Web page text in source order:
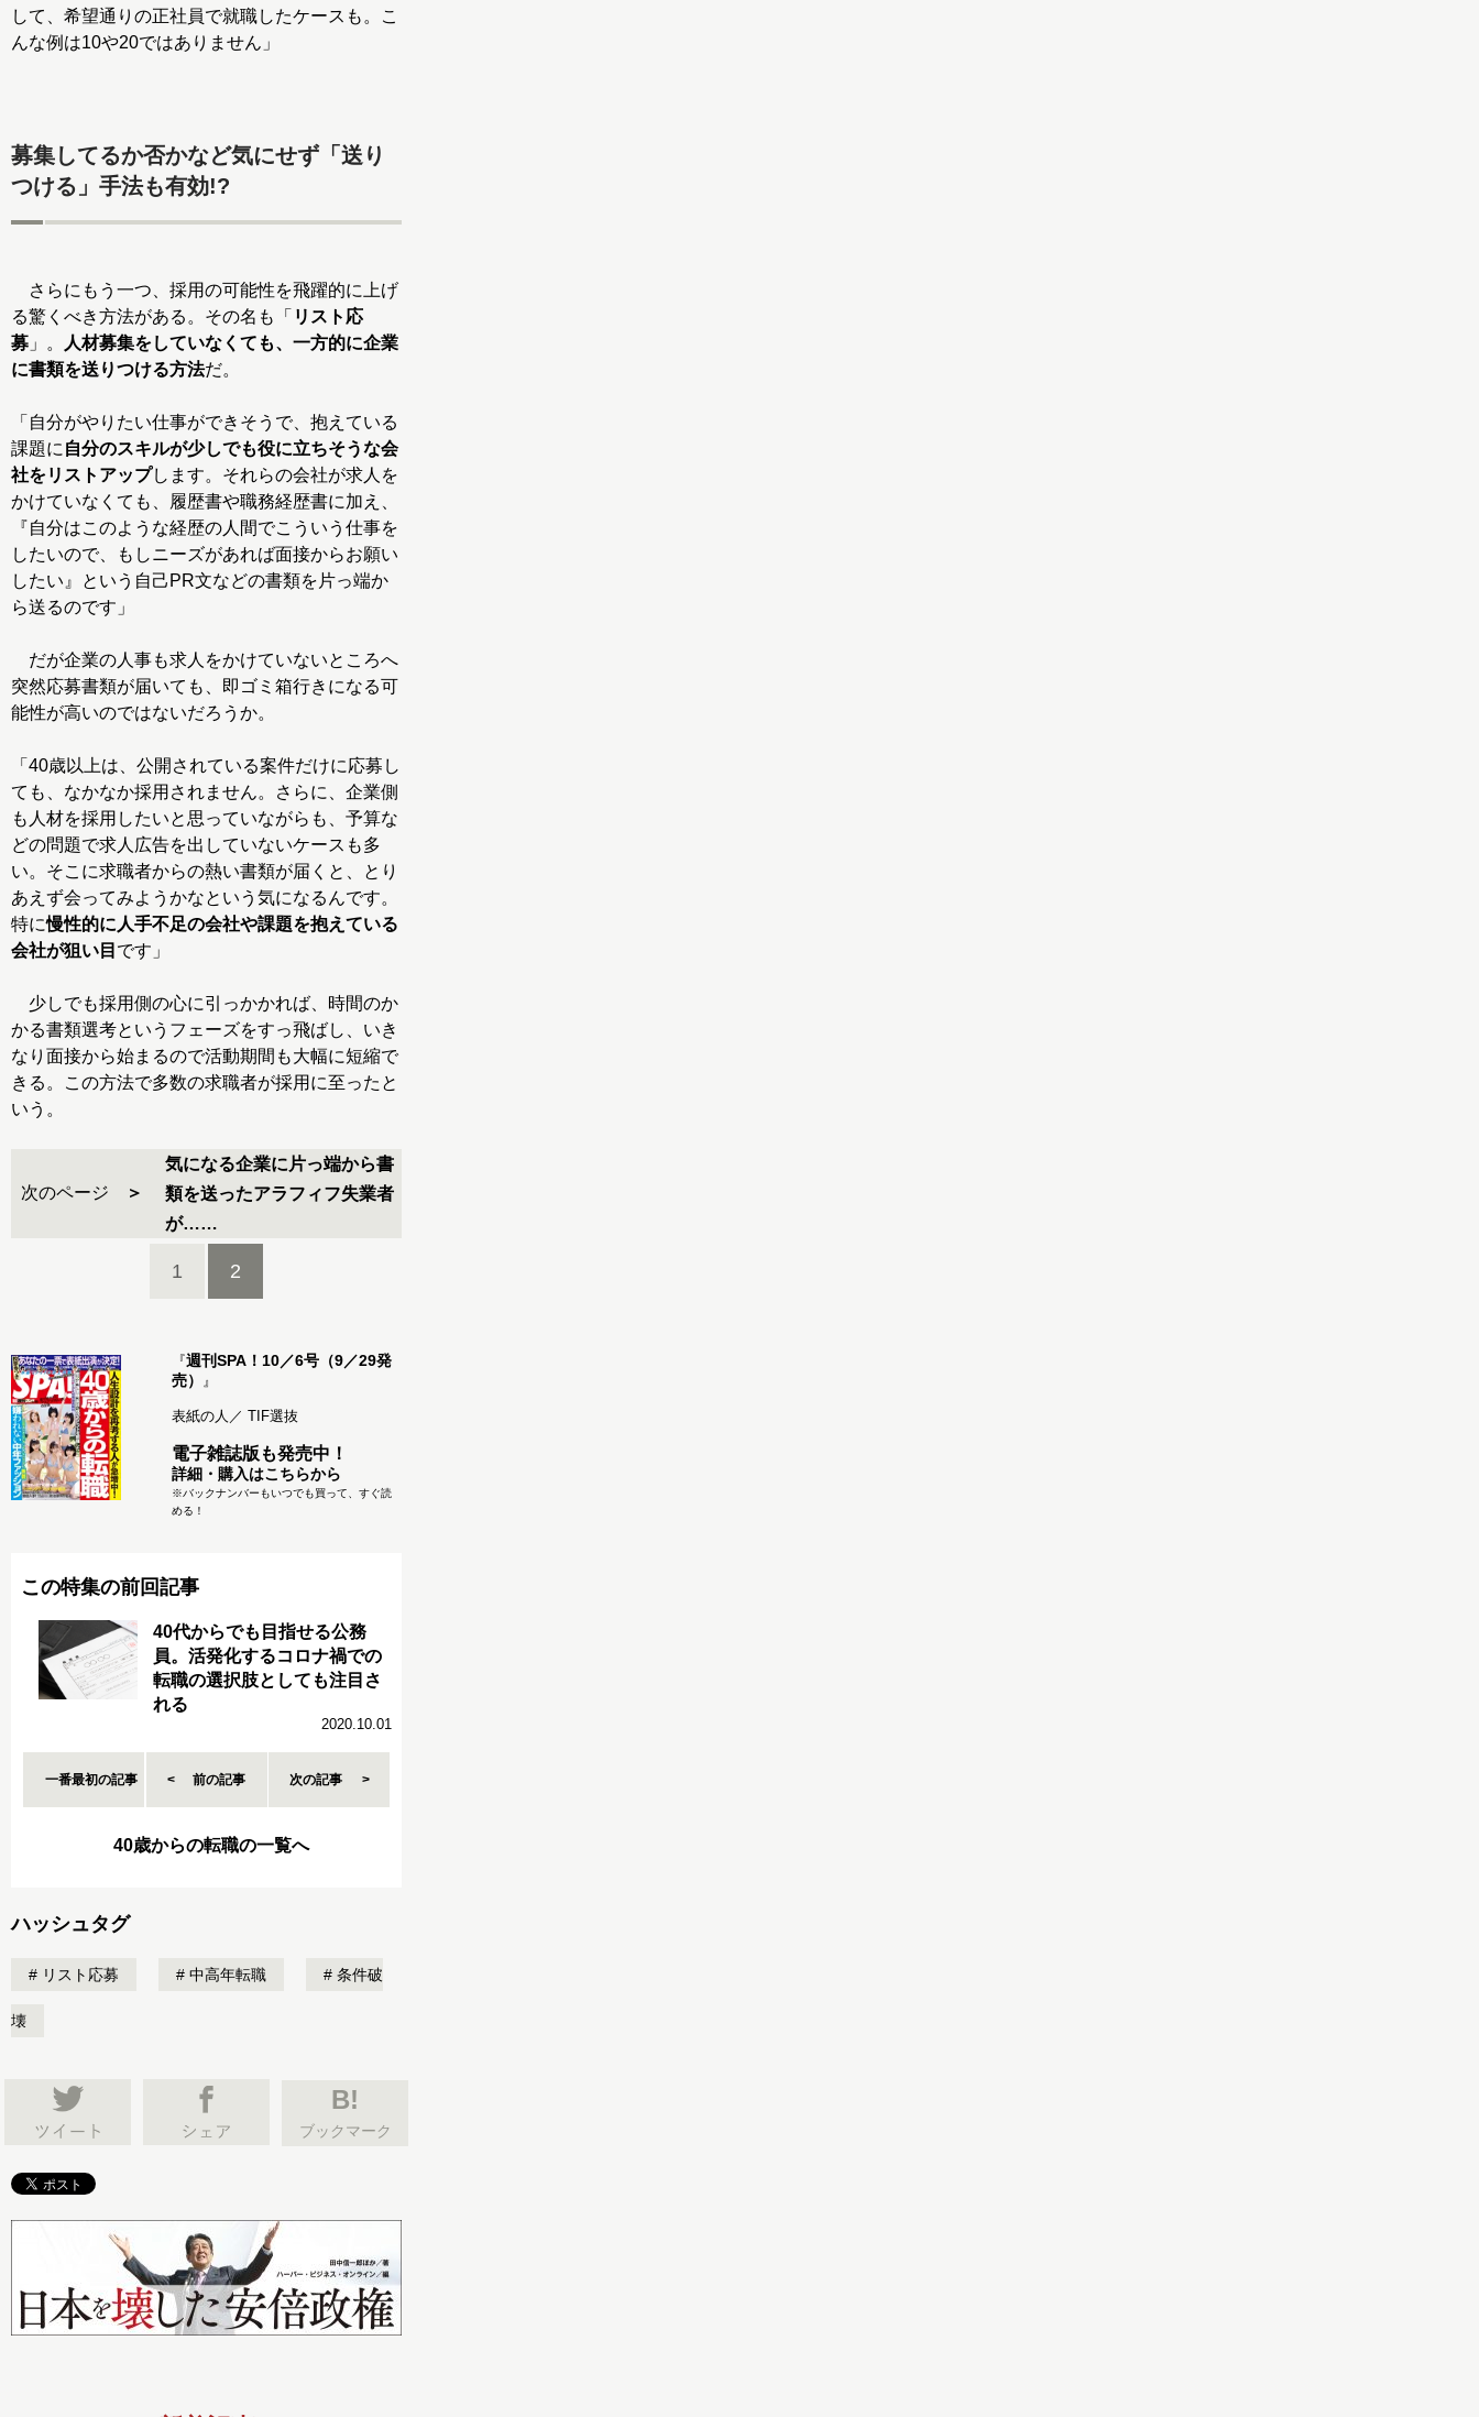
して、希望通りの正社員で就職したケースも。こ
んな例は10や20ではありません」
募集してるか否かなど気にせず「送り
つける」手法も有効!?
さらにもう一つ、採用の可能性を飛躍的に上げ
る驚くべき方法がある。その名も「 リスト応
募 」。
人材募集をしていなくても、一方的に企業
に書類を送りつける方法だ。
「自分がやりたい仕事ができそうで、抱えている
課題に 自分のスキルが少しでも役に立ちそうな会
社をリストアップします。それらの会社が求人を
かけていなくても、履歴書や職務経歴書に加え、
『自分はこのような経歴の人間でこういう仕事を
したいので、もしニーズがあれば面接からお願い
したい』という自己PR文などの書類を片っ端か
ら送るのです」
だが企業の人事も求人をかけていないところへ
突然応募書類が届いても、即ゴミ箱行きになる可
能性が高いのではないだろうか。
「40歳以上は、公開されている案件だけに応募し
ても、なかなか採用されません。さらに、企業側
も人材を採用したいと思っていながらも、予算な
どの問題で求人広告を出していないケースも多
い。そこに求職者からの熱い書類が届くと、とり
あえず会ってみようかなという気になるんです。
特に慢性的に人手不足の会社や課題を抱えている
会社が狙い目 です」
少しでも採用側の心に引っかかれば、時間のか
かる書類選考というフェーズをすっ飛ばし、いき
なり面接から始まるので活動期間も大幅に短縮で
きる。この方法で多数の求職者が採用に至ったと
いう。
次のページ
気になる企業に片っ端から書
類を送ったアラフィフ失業者
が……
1 2
『週刊SPA！10／6号（9／29発
売）
』
表紙の人／ TIF選抜
電子雑誌版も発売中！
詳細・購入はこちらから
※バックナンバーもいつでも買って、すぐ読
める！
この特集の前回記事
40代からでも目指せる公務
員。活発化するコロナ禍での
転職の選択肢としても注目さ
れる
2020.10.01
一番最初の記事 前の記事 次の記事
40歳からの転職の一覧へ
ハッシュタグ
リスト応募 中高年転職 条件破
壊
B!
ブックマーク